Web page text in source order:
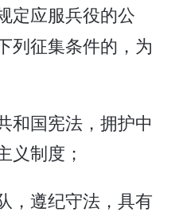
定应服兵役的公
列征集条件的，为
和国宪法，拥护中
义制度；
，遵纪守法，具有